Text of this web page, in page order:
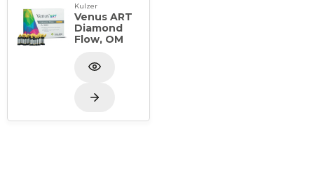
Kulzer
Venus ART
Diamond
Flow, OM